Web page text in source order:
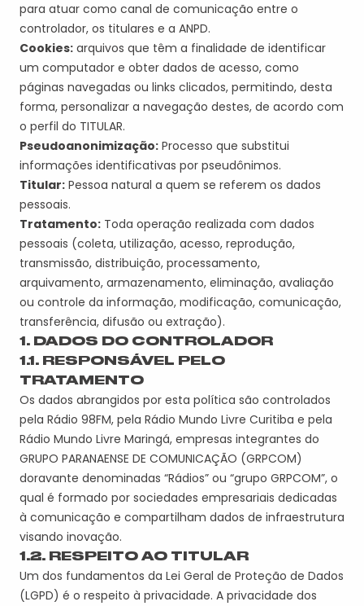
para atuar como canal de comunicação entre o
controlador, os titulares e a ANPD.
Cookies: arquivos que têm a finalidade de identificar
um computador e obter dados de acesso, como
páginas navegadas ou links clicados, permitindo, desta
forma, personalizar a navegação destes, de acordo com
o perfil do TITULAR.
Pseudoanonimização: Processo que substitui
informações identificativas por pseudônimos.
Titular: Pessoa natural a quem se referem os dados
pessoais.
Tratamento: Toda operação realizada com dados
pessoais (coleta, utilização, acesso, reprodução,
transmissão, distribuição, processamento,
arquivamento, armazenamento, eliminação, avaliação
ou controle da informação, modificação, comunicação,
transferência, difusão ou extração).
1. DADOS DO CONTROLADOR
1.1. RESPONSÁVEL PELO
TRATAMENTO
Os dados abrangidos por esta política são controlados
pela Rádio 98FM, pela Rádio Mundo Livre Curitiba e pela
Rádio Mundo Livre Maringá, empresas integrantes do
GRUPO PARANAENSE DE COMUNICAÇÃO (GRPCOM)
doravante denominadas “Rádios” ou “grupo GRPCOM”, o
qual é formado por sociedades empresariais dedicadas
à comunicação e compartilham dados de infraestrutura
visando inovação.
1.2. RESPEITO AO TITULAR
Um dos fundamentos da Lei Geral de Proteção de Dados
(LGPD) é o respeito à privacidade. A privacidade dos